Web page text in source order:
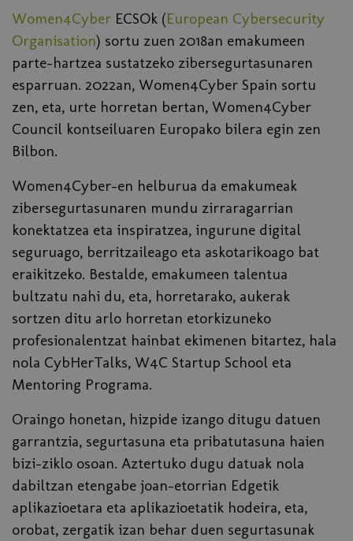
Women4Cyber ECSOk (European Cybersecurity
Organisation) sortu zuen 2018an emakumeen
parte-hartzea sustatzeko zibersegurtasunaren
esparruan. 2022an, Women4Cyber Spain sortu
zen, eta, urte horretan bertan, Women4Cyber
Council kontseiluaren Europako bilera egin zen
Bilbon.
Women4Cyber-en helburua da emakumeak
zibersegurtasunaren mundu zirraragarrian
konektatzea eta inspiratzea, ingurune digital
seguruago, berritzaileago eta askotarikoago bat
eraikitzeko. Bestalde, emakumeen talentua
bultzatu nahi du, eta, horretarako, aukerak
sortzen ditu arlo horretan etorkizuneko
profesionalentzat hainbat ekimenen bitartez, hala
nola CybHerTalks, W4C Startup School eta
Mentoring Programa.
Oraingo honetan, hizpide izango ditugu datuen
garrantzia, segurtasuna eta pribatutasuna haien
bizi-ziklo osoan. Aztertuko dugu datuak nola
dabiltzan etengabe joan-etorrian Edgetik
aplikazioetara eta aplikazioetatik hodeira, eta,
orobat, zergatik izan behar duen segurtasunak